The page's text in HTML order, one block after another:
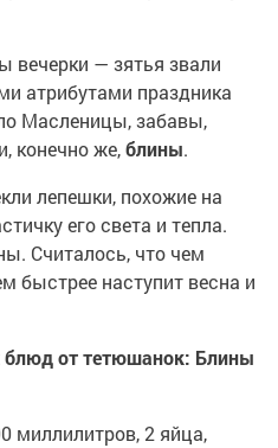
вечерки — зятья звали
атрибутами праздника
Масленицы, забавы,
конечно же,блины.
лепешки, похожие на
его света и тепла.
Считалось, что чем
быстрее наступит весна и
от тетюшанок: Блины
миллилитров, 2 яйца,